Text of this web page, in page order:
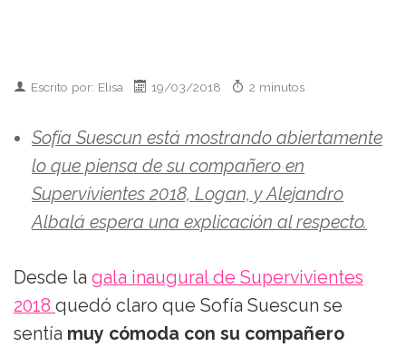
Escrito por: Elisa 19/03/2018 2 minutos
Sofía Suescun está mostrando abiertamente
lo que piensa de su compañero en
Supervivientes 2018, Logan, y Alejandro
Albalá espera una explicación al respecto.
Desde la gala inaugural de Supervivientes
2018 quedó claro que Sofía Suescun se
sentía muy cómoda con su compañero